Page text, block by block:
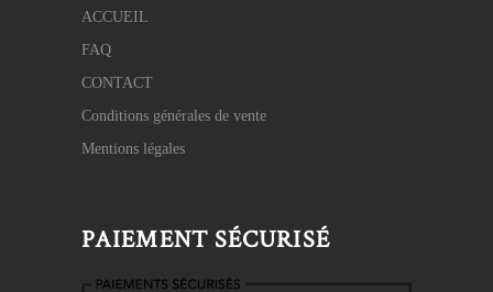
ACCUEIL
FAQ
CONTACT
Conditions générales de vente
Mentions légales
PAIEMENT SÉCURISÉ